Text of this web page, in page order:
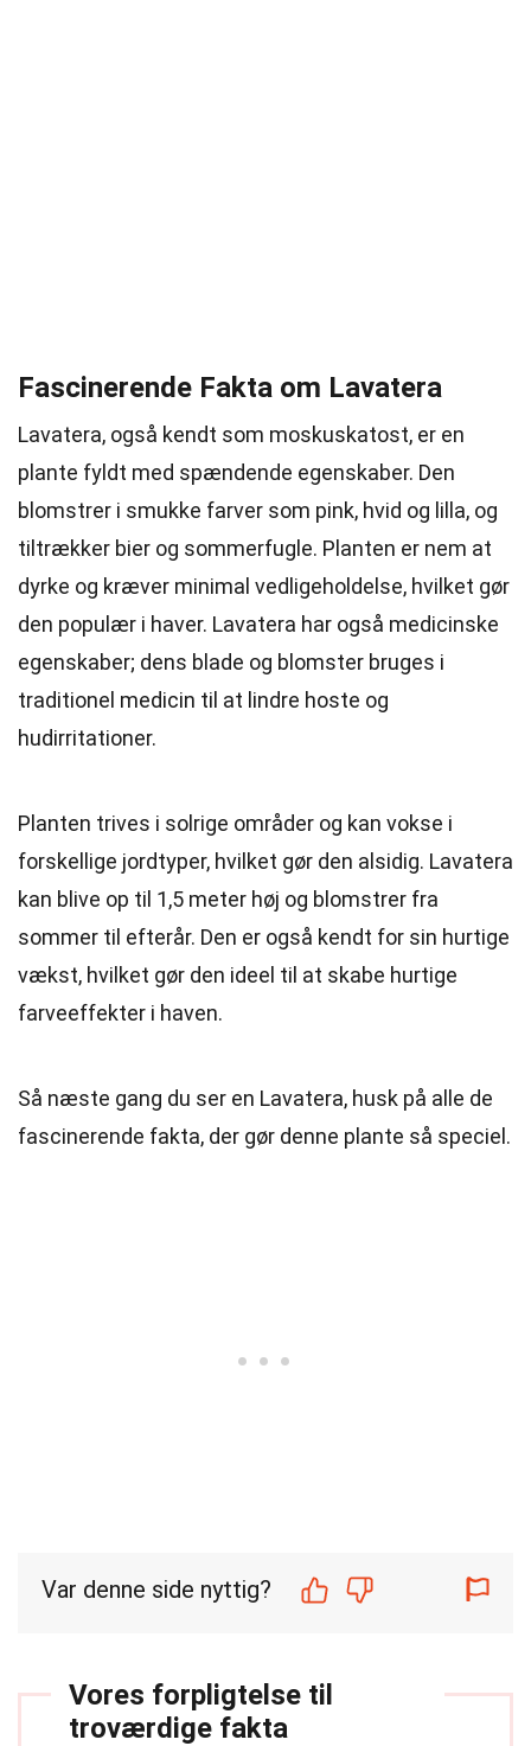
Fascinerende Fakta om Lavatera
Lavatera, også kendt som moskuskatost, er en
plante fyldt med spændende egenskaber. Den
blomstrer i smukke farver som pink, hvid og lilla, og
tiltrækker bier og sommerfugle. Planten er nem at
dyrke og kræver minimal vedligeholdelse, hvilket gør
den populær i haver. Lavatera har også medicinske
egenskaber; dens blade og blomster bruges i
traditionel medicin til at lindre hoste og
hudirritationer.
Planten trives i solrige områder og kan vokse i
forskellige jordtyper, hvilket gør den alsidig. Lavatera
kan blive op til 1,5 meter høj og blomstrer fra
sommer til efterår. Den er også kendt for sin hurtige
vækst, hvilket gør den ideel til at skabe hurtige
farveeffekter i haven.
Så næste gang du ser en Lavatera, husk på alle de
fascinerende fakta, der gør denne plante så speciel.
Var denne side nyttig?
Vores forpligtelse til
troværdige fakta